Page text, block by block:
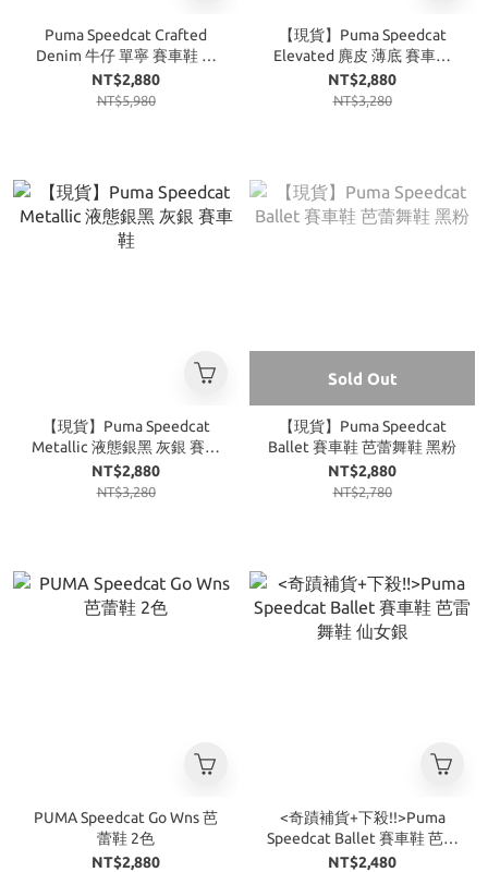
Puma Speedcat Crafted
Denim 牛仔 單寧 賽車鞋 黑
色
NT$2,880
NT$5,980
【現貨】Puma Speedcat
Elevated 麂皮 薄底 賽車鞋
米白 奶油米棕
NT$2,880
NT$3,280
【現貨】Puma Speedcat
Metallic 液態銀黑 灰銀 賽車
鞋
NT$2,880
NT$3,280
Sold Out
【現貨】Puma Speedcat
Ballet 賽車鞋 芭蕾舞鞋 黑粉
NT$2,880
NT$2,780
PUMA Speedcat Go Wns 芭
蕾鞋 2色
NT$2,880
<奇蹟補貨+下殺!!>Puma
Speedcat Ballet 賽車鞋 芭雷
舞鞋 仙女銀
NT$2,480